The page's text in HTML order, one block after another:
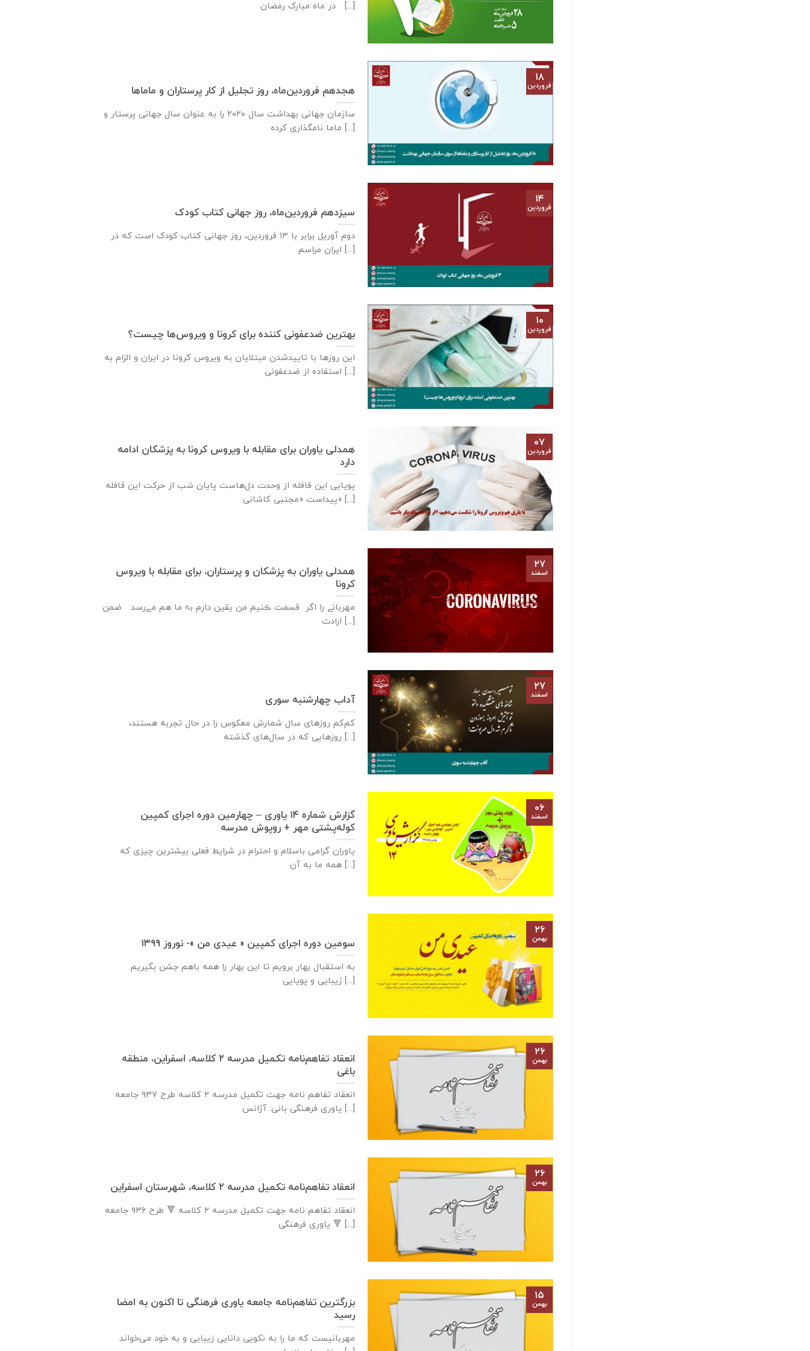
در ماه مبارک رمضان [...]
هجدهم فروردین‌ماه، روز تجلیل از کار پرستاران و ماماها
سازمان جهانی بهداشت سال ۲۰۲۰ را به عنوان سال جهانی پرستار و
ماما نامگذاری کرده [...]
۱۸
فروردین
سیزدهم فروردین‌ماه، روز جهانی کتاب کودک
دوم آوریل برابر با ۱۳ فروردین، روز جهانی کتاب کودک است که در
ایران مراسم [...]
۱۴
فروردین
بهترین ضدعفونی کننده برای کرونا و ویروس‌‌ها چیست؟
این روز‌ها با تاییدشدن مبتلایان به ویروس کرونا در ایران و الزام به
استفاده از ضدعفونی [...]
۱۰
فروردین
همدلی یاوران برای مقابله با ویروس کرونا به پزشکان ادامه
دارد
پویایی این قافله از وحدت دل‌هاست پایان شب از حرکت این قافله
پیداست «مجتبی کاشانی» [...]
۰۷
فروردین
همدلی یاوران به پزشکان و پرستاران، برای مقابله با ویروس
کرونا
مهربانے را اگر قسمت ڪنیم من یقین دارم بہ ما هم مےرسد ضمن
ارادت [...]
۲۷
اسفند
آداب چهارشنبه سوری
کم‌کم روزهای سال شمارش معکوس را در حال تجربه هستند،
روزهایی که در سال‌های گذشته [...]
۲۷
اسفند
گزارش شماره ۱۴ یاوری – چهارمین دوره اجرای کمپین
کوله‌پشتی مهر + روپوش مدرسه
یاوران گرامی باسلام و احترام در شرایط فعلی بیشترین چیزی که
همه ما به آن [...]
۰۶
اسفند
سومین دوره اجرای کمپین « عیدی من »- نوروز ۱۳۹۹
به استقبال بهار برویم تا این بهار را همه باهم جشن بگیریم.
زیبایی و پویایی [...]
۲۶
بهمن
انعقاد تفاهم‌نامه تكميل مدرسه ٢ كلاسه، اسفراين، منطقه
باغی
انعقاد تفاهم نامه جهت تكميل مدرسه ٢ كلاسه طرح ۹۳۷ جامعه
ياوری فرهنگی بانی: آژانس [...]
۲۶
بهمن
انعقاد تفاهم‌نامه تكميل مدرسه ٢ كلاسه، شهرستان اسفراين
انعقاد تفاهم نامه جهت تكميل مدرسه ٢ كلاسه 🔻 طرح ٩٣٦ جامعه
ياوری فرهنگی 🔻 [...]
۲۶
بهمن
بزرگترین تفاهم‌نامه جامعه یاوری فرهنگی تا اکنون به امضا
رسید
مهربانيست كه ما را به نكويی دانايی زيبايی و به خود می‌خواند
۱۵
بهمن